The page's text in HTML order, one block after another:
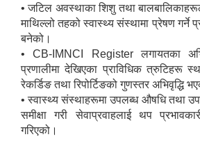
• जटिल अवस्थाका शिशु तथा
माथिल्लो तहको स्वास्थ्य संस्थामा प्रेषण गर्ने
बनेको।
• CB-IMNCI Register लगायतका
प्रणालीमा देखिएका प्राविधिक त्रुटिहरू
रेकर्डिङ तथा रिपोर्टिङको गुणस्तर अभिवृद्धि
• स्वास्थ्य संस्थाहरूमा उपलब्ध औषधि तथा
समीक्षा गरी सेवाप्रवाहलाई थप
गरिएको।